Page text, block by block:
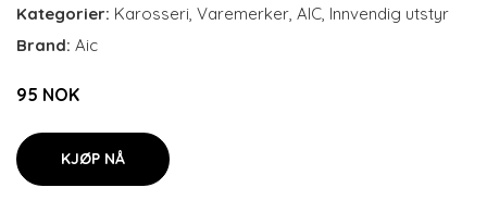
Kategorier: Karosseri, Varemerker, AIC, Innvendig utstyr
Brand: Aic
95 NOK
KJØP NÅ